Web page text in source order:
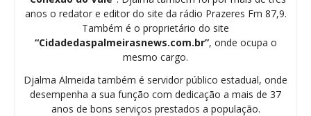
anos o redator e editor do site da rádio Prazeres Fm 87,9.
Também é o proprietário do site
“Cidadedaspalmeirasnews.com.br”, onde ocupa o
mesmo cargo.
Djalma Almeida também é servidor público estadual, onde
desempenha a sua função com dedicação a mais de 37
anos de bons serviços prestados a população.